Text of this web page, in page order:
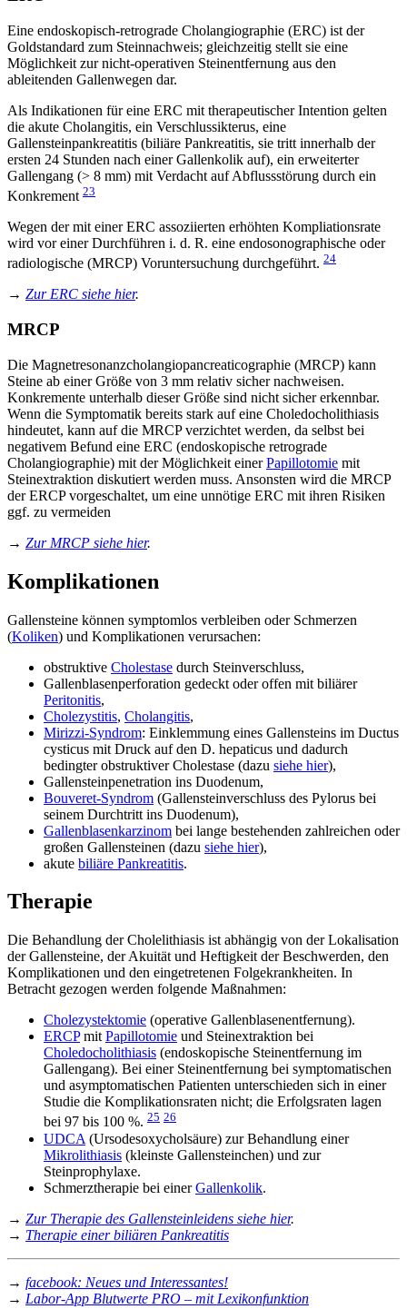
Eine endoskopisch-retrograde Cholangiographie (ERC) ist der
Goldstandard zum Steinnachweis; gleichzeitig stellt sie eine
Möglichkeit zur nicht-operativen Steinentfernung aus den
ableitenden Gallenwegen dar.
Als Indikationen für eine ERC mit therapeutischer Intention gelten
die akute Cholangitis, ein Verschlussikterus, eine
Gallensteinpankreatitis (biliäre Pankreatitis, sie tritt innerhalb der
ersten 24 Stunden nach einer Gallenkolik auf), ein erweiterter
Gallengang (> 8 mm) mit Verdacht auf Abflussstörung durch ein
Konkrement 23
Wegen der mit einer ERC assoziierten erhöhten Kompliationsrate
wird vor einer Durchführen i. d. R. eine endosonographische oder
radiologische (MRCP) Voruntersuchung durchgeführt. 24
→ Zur ERC siehe hier.
MRCP
Die Magnetresonanzcholangiopancreaticographie (MRCP) kann
Steine ab einer Größe von 3 mm relativ sicher nachweisen.
Konkremente unterhalb dieser Größe sind nicht sicher erkennbar.
Wenn die Symptomatik bereits stark auf eine Choledocholithiasis
hindeutet, kann auf die MRCP verzichtet werden, da selbst bei
negativem Befund eine ERC (endoskopische retrograde
Cholangiographie) mit der Möglichkeit einerPapillotomie mit
Steinextraktion diskutiert werden muss. Ansonsten wird die MRCP
der ERCP vorgeschaltet, um eine unnötige ERC mit ihren Risiken
ggf. zu vermeiden
→ Zur MRCP siehe hier.
Komplikationen
Gallensteine können symptomlos verbleiben oder Schmerzen
(Koliken) und Komplikationen verursachen:
obstruktive Cholestase durch Steinverschluss,
Gallenblasenperforation gedeckt oder offen mit biliärer
Peritonitis,
Cholezystitis, Cholangitis,
Mirizzi-Syndrom: Einklemmung eines Gallensteins im Ductus
cysticus mit Druck auf den D. hepaticus und dadurch
bedingter obstruktiver Cholestase (dazu siehe hier),
Gallensteinpenetration ins Duodenum,
Bouveret-Syndrom (Gallensteinverschluss des Pylorus bei
seinem Durchtritt ins Duodenum),
Gallenblasenkarzinom bei lange bestehenden zahlreichen oder
großen Gallensteinen (dazu siehe hier),
akute biliäre Pankreatitis.
Therapie
Die Behandlung der Cholelithiasis ist abhängig von der Lokalisation
der Gallensteine, der Akuität und Heftigkeit der Beschwerden, den
Komplikationen und den eingetretenen Folgekrankheiten. In
Betracht gezogen werden folgende Maßnahmen:
Cholezystektomie (operative Gallenblasenentfernung).
ERCPmit Papillotomie und Steinextraktion bei
Choledocholithiasis (endoskopische Steinentfernung im
Gallengang). Bei einer Steinentfernung bei symptomatischen
und asymptomatischen Patienten unterschieden sich in einer
Studie die Komplikationsraten nicht; die Erfolgsraten lagen
bei 97 bis 100 %. 25 26
UDCA (Ursodesoxycholsäure) zur Behandlung einer
Mikrolithiasis (kleinste Gallensteinchen) und zur
Steinprophylaxe.
Schmerztherapie bei einerGallenkolik.
→ Zur Therapie des Gallensteinleidens siehe hier.
→ Therapie einer biliären Pankreatitis
→ facebook: Neues und Interessantes!
→ Labor-App Blutwerte PRO – mit Lexikonfunktion